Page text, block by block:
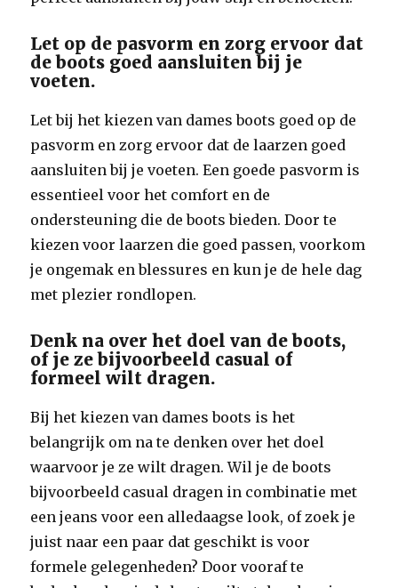
Let op de pasvorm en zorg ervoor dat
de boots goed aansluiten bij je
voeten.
Let bij het kiezen van dames boots goed op de
pasvorm en zorg ervoor dat de laarzen goed
aansluiten bij je voeten. Een goede pasvorm is
essentieel voor het comfort en de
ondersteuning die de boots bieden. Door te
kiezen voor laarzen die goed passen, voorkom
je ongemak en blessures en kun je de hele dag
met plezier rondlopen.
Denk na over het doel van de boots,
of je ze bijvoorbeeld casual of
formeel wilt dragen.
Bij het kiezen van dames boots is het
belangrijk om na te denken over het doel
waarvoor je ze wilt dragen. Wil je de boots
bijvoorbeeld casual dragen in combinatie met
een jeans voor een alledaagse look, of zoek je
juist naar een paar dat geschikt is voor
formele gelegenheden? Door vooraf te